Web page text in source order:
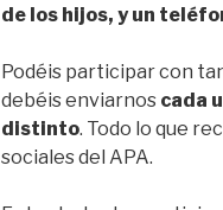
de los hijos, y un
Podéis participar con
debéis enviarnos cada
distinto. Todo lo que
sociales del APA.